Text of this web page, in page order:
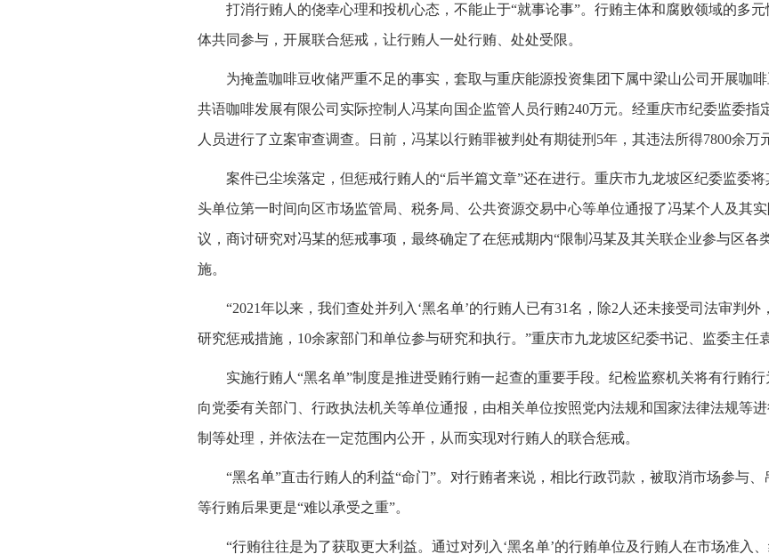
打消行贿人的侥幸心理和投机心态，不能止于“就事论事”。行贿主体和腐败领域的多
体共同参与，开展联合惩戒，让行贿人一处行贿、处处受限。
为掩盖咖啡豆收储严重不足的事实，套取与重庆能源投资集团下属中梁山公司开展咖
共语咖啡发展有限公司实际控制人冯某向国企监管人员行贿240万元。经重庆市纪委监委指
人员进行了立案审查调查。日前，冯某以行贿罪被判处有期徒刑5年，其违法所得7800余万
案件已尘埃落定，但惩戒行贿人的“后半篇文章”还在进行。重庆市九龙坡区纪委监委
头单位第一时间向区市场监管局、税务局、公共资源交易中心等单位通报了冯某个人及其
议，商讨研究对冯某的惩戒事项，最终确定了在惩戒期内“限制冯某及其关联企业参与区各
施。
“2021年以来，我们查处并列入‘黑名单’的行贿人已有31名，除2人还未接受司法审判
研究惩戒措施，10余家部门和单位参与研究和执行。”重庆市九龙坡区纪委书记、监委主任
实施行贿人“黑名单”制度是推进受贿行贿一起查的重要手段。纪检监察机关将有行贿行
向党委有关部门、行政执法机关等单位通报，由相关单位按照党内法规和国家法律法规等
制等处理，并依法在一定范围内公开，从而实现对行贿人的联合惩戒。
“黑名单”直击行贿人的利益“命门”。对行贿者来说，相比行政罚款，被取消市场参与
等行贿后果更是“难以承受之重”。
“行贿往往是为了获取更大利益。通过对列入‘黑名单’的行贿单位及行贿人在市场准入